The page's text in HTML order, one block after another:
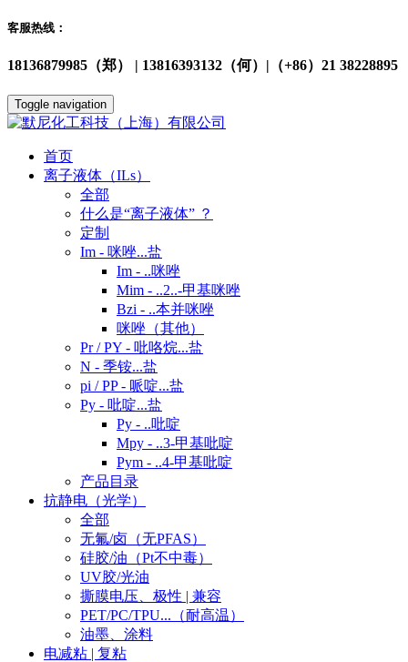
客服热线：
18136879985（郑） | 13816393132（何）|（+86）21 38228895
Toggle navigation
首页
离子液体（ILs）
全部
什么是“离子液体” ？
定制
Im - 咪唑...盐
Im - ..咪唑
Mim - ..2..-甲基咪唑
Bzi - ..本并咪唑
咪唑（其他）
Pr / PY - 吡咯烷...盐
N - 季铵...盐
pi / PP - 哌啶...盐
Py - 吡啶...盐
Py - ..吡啶
Mpy - ..3-甲基吡啶
Pym - ..4-甲基吡啶
产品目录
抗静电（光学）
全部
无氟/卤（无PFAS）
硅胶/油（Pt不中毒）
UV胶/光油
撕膜电压、极性 | 兼容
PET/PC/TPU...（耐高温）
油墨、涂料
电减粘 | 复粘